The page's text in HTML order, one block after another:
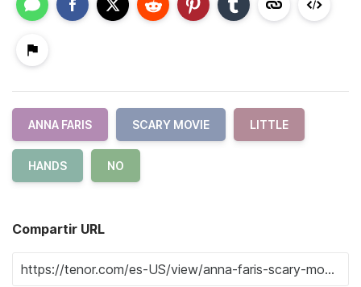
ANNA FARIS SCARY MOVIE LITTLE
HANDS NO
Compartir URL